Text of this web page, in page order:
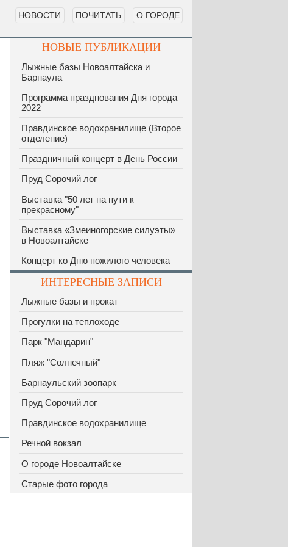
НОВОСТИ ПОЧИТАТЬ О ГОРОДЕ
НОВЫЕ ПУБЛИКАЦИИ
Лыжные базы Новоалтайска и
Барнаула
Программа празднования Дня города
2022
Правдинское водохранилище (Второе
отделение)
Праздничный концерт в День России
Пруд Сорочий лог
Выставка "50 лет на пути к
прекрасному"
Выставка «Змеиногорские силуэты»
в Новоалтайске
Концерт ко Дню пожилого человека
ИНТЕРЕСНЫЕ ЗАПИСИ
Лыжные базы и прокат
Прогулки на теплоходе
Парк "Мандарин"
Пляж "Солнечный"
Барнаульский зоопарк
Пруд Сорочий лог
Правдинское водохранилище
Речной вокзал
О городе Новоалтайске
Старые фото города